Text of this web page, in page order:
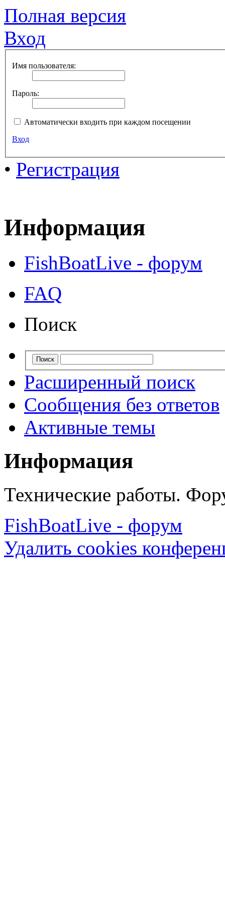
Полная версия
Вход
Имя пользователя:
Пароль:
Автоматически входить при каждом посещении
Вход
• Регистрация
Информация
FishBoatLive - форум
FAQ
Поиск
Расширенный поиск
Сообщения без ответов
Активные темы
Информация
Технические работы.
FishBoatLive - форум
Удалить cookies